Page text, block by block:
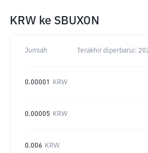
KRW ke SBUXON
Jumlah Terakhir diperbarui:
0.00001 KRW
0.00005 KRW
0.006 KRW